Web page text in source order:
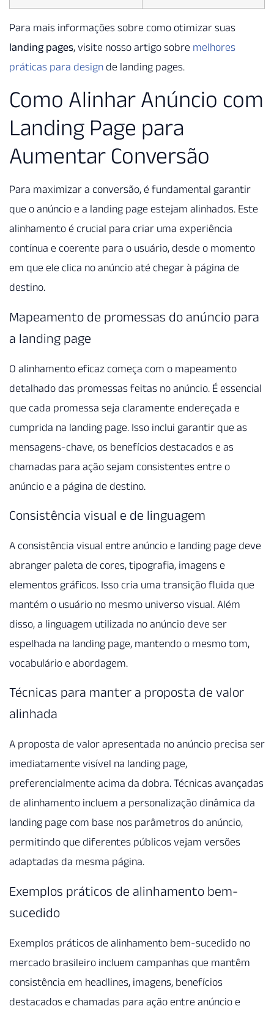
Para mais informações sobre como otimizar suas
landing pages, visite nosso artigo sobre melhores
práticas para design de landing pages.
Como Alinhar Anúncio com
Landing Page para
Aumentar Conversão
Para maximizar a conversão, é fundamental garantir
que o anúncio e a landing page estejam alinhados. Este
alinhamento é crucial para criar uma experiência
contínua e coerente para o usuário, desde o momento
em que ele clica no anúncio até chegar à página de
destino.
Mapeamento de promessas do anúncio para
a landing page
O alinhamento eficaz começa com o mapeamento
detalhado das promessas feitas no anúncio. É essencial
que cada promessa seja claramente endereçada e
cumprida na landing page. Isso inclui garantir que as
mensagens-chave, os benefícios destacados e as
chamadas para ação sejam consistentes entre o
anúncio e a página de destino.
Consistência visual e de linguagem
A consistência visual entre anúncio e landing page deve
abranger paleta de cores, tipografia, imagens e
elementos gráficos. Isso cria uma transição fluida que
mantém o usuário no mesmo universo visual. Além
disso, a linguagem utilizada no anúncio deve ser
espelhada na landing page, mantendo o mesmo tom,
vocabulário e abordagem.
Técnicas para manter a proposta de valor
alinhada
A proposta de valor apresentada no anúncio precisa ser
imediatamente visível na landing page,
preferencialmente acima da dobra. Técnicas avançadas
de alinhamento incluem a personalização dinâmica da
landing page com base nos parâmetros do anúncio,
permitindo que diferentes públicos vejam versões
adaptadas da mesma página.
Exemplos práticos de alinhamento bem-
sucedido
Exemplos práticos de alinhamento bem-sucedido no
mercado brasileiro incluem campanhas que mantêm
consistência em headlines, imagens, benefícios
destacados e chamadas para ação entre anúncio e